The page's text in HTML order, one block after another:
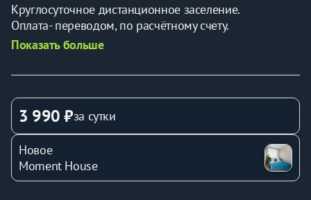
Круглосуточное дистанционное заселение.
Оплата- переводом, по расчётному счету.
кондиционер, холодильник, стиральная машина,
принадлежности, постельное бельё, средства личной
гигиены.
Предусматривается заселение до 6 человек.
Трансфер, проживание с животными, проведение
мероприятий, дополнительный спальный комплект,
Показать больше
3 990 ₽за сутки
Новое
Moment House